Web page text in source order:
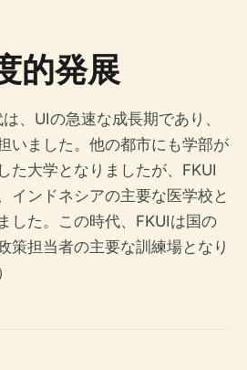
的発展
、UIの急速な成長期であり、
いました。他の都市にも学部が
た大学となりましたが、FKUI
インドネシアの主要な医学校と
した。この時代、FKUIは国の
策担当者の主要な訓練場となり